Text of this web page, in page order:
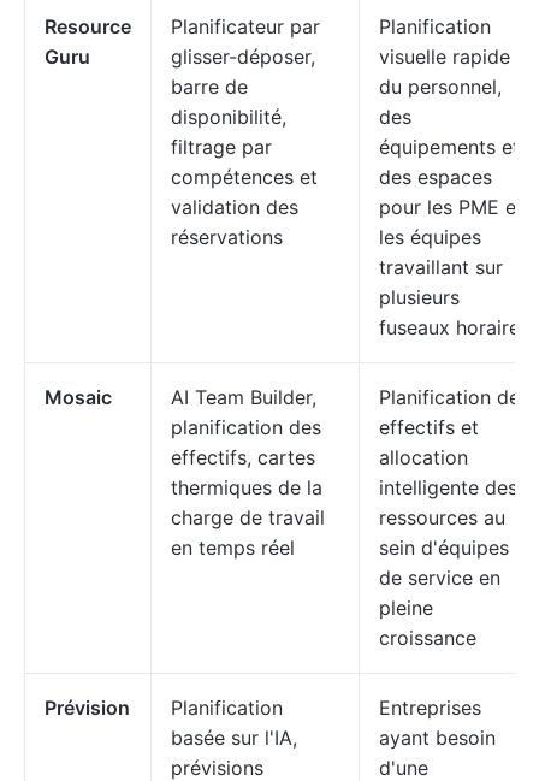
Resource
Guru
Planificateur par
glisser-déposer,
barre de
disponibilité,
filtrage par
compétences et
validation des
réservations
Planification
visuelle rapide
du personnel,
des
équipements et
des espaces
pour les PME et
les équipes
travaillant sur
plusieurs
fuseaux horaires
Mosaic
AI Team Builder,
planification des
effectifs, cartes
thermiques de la
charge de travail
en temps réel
Planification des
effectifs et
allocation
intelligente des
ressources au
sein d'équipes
de service en
pleine
croissance
Prévision
Planification
basée sur l'IA,
prévisions
Entreprises
ayant besoin
d'une